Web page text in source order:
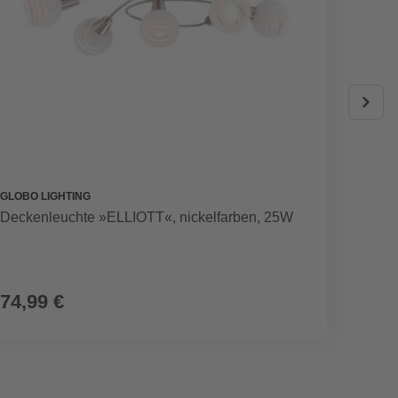
GLOBO LIGHTING
Deckenleuchte »ELLIOTT«, nickelfarben, 25W
74,99 €